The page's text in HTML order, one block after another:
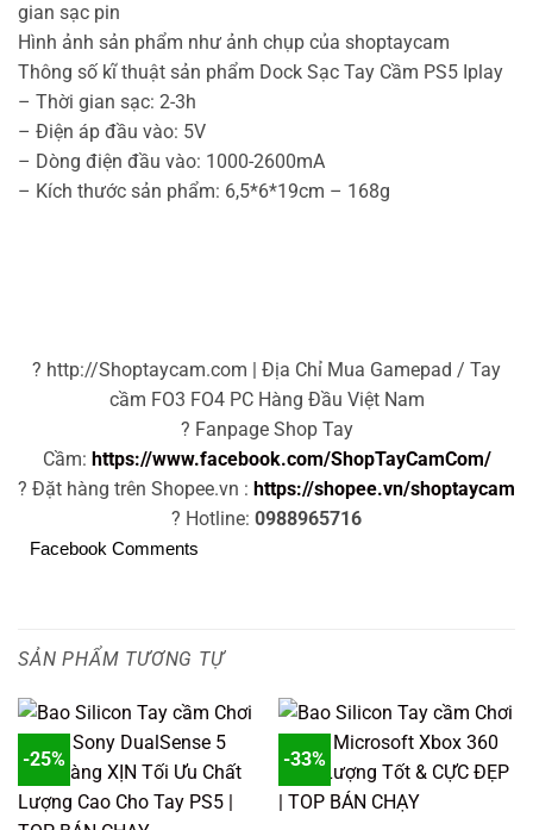
gian sạc pin
Hình ảnh sản phẩm như ảnh chụp của shoptaycam
Thông số kĩ thuật sản phẩm Dock Sạc Tay Cầm PS5 Iplay
– Thời gian sạc: 2-3h
– Điện áp đầu vào: 5V
– Dòng điện đầu vào: 1000-2600mA
– Kích thước sản phẩm: 6,5*6*19cm – 168g
? http://Shoptaycam.com | Địa Chỉ Mua Gamepad / Tay
cầm FO3 FO4 PC Hàng Đầu Việt Nam
? Fanpage Shop Tay
Cầm: https://www.facebook.com/ShopTayCamCom/
? Đặt hàng trên Shopee.vn : https://shopee.vn/shoptaycam
? Hotline: 0988965716
Facebook Comments
SẢN PHẨM TƯƠNG TỰ
-25% -33%